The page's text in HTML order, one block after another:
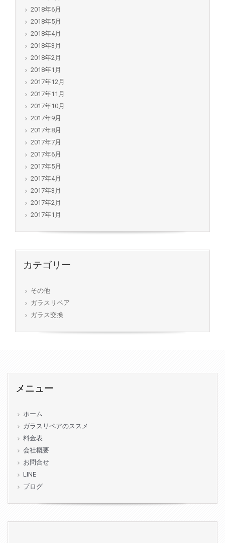
2018年6月
2018年5月
2018年4月
2018年3月
2018年2月
2018年1月
2017年12月
2017年11月
2017年10月
2017年9月
2017年8月
2017年7月
2017年6月
2017年5月
2017年4月
2017年3月
2017年2月
2017年1月
カテゴリー
その他
ガラスリペア
ガラス交換
メニュー
ホーム
ガラスリペアのススメ
料金表
会社概要
お問合せ
LINE
ブログ